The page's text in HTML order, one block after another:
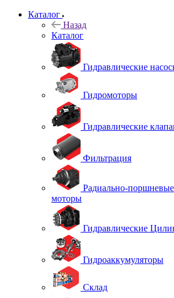
Каталог
Назад
Каталог
Гидравлические
Гидромоторы
Гидравлические
Фильтрация
Радиально-
моторы
Гидравлические
Гидроаккумуляторы
Склад